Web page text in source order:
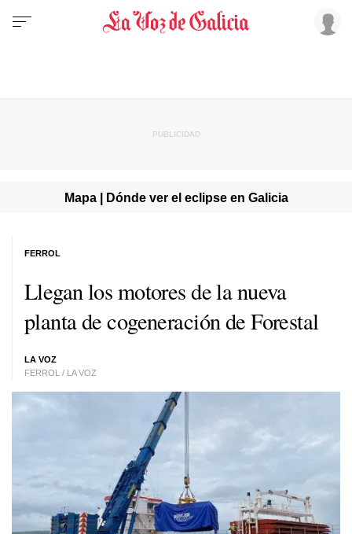
Mapa | Dónde ver el eclipse en Galicia
Llegan los motores de la nueva
planta de cogeneración de Forestal
LA VOZ
FERROL / LA VOZ
FERROL